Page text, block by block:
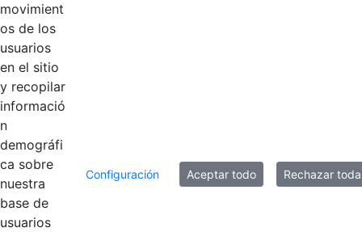
Inicio
Manual de Políticas Contables
Selección del elemento
Documentos
movimient
os de los
usuarios
en el sitio
y recopilar
informació
n
demográfi
ca sobre
nuestra
base de
usuarios
Configuración Aceptar todo Rechazar